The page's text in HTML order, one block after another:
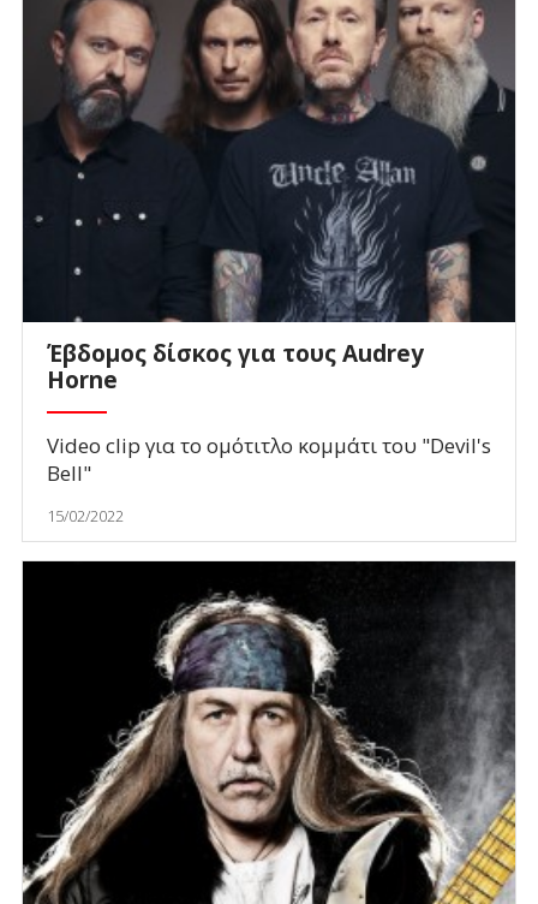
Έβδομος δίσκος για τους Audrey
Horne
Video clip για το ομότιτλο κομμάτι του "Devil's
Bell"
15/02/2022